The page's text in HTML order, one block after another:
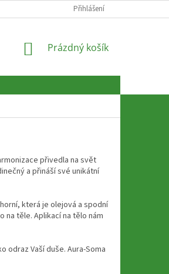
Přihlášení
NÁKUPNÍ
Prázdný košík
přivedla na svět
a přináší své unikátní
která je olejová a spodní
na těle. Aplikací na tělo nám
odraz Vaší duše. Aura-Soma